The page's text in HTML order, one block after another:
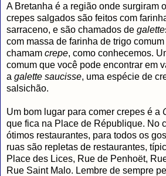
A Bretanha é a região onde surgiram
crepes salgados são feitos com
sarraceno, e são chamados de
com massa de farinha de trigo
chamam crepe, como conhecemos.
comum que você pode encontrar em
a galette saucisse, uma espécie de
salsichão.
Um bom lugar para comer crepes é a
que fica na Place de République. No
ótimos restaurantes, para todos os
ruas são repletas de restaurantes,
Place des Lices, Rue de Penhoët,
Rue Saint Malo. Lembre de sempre